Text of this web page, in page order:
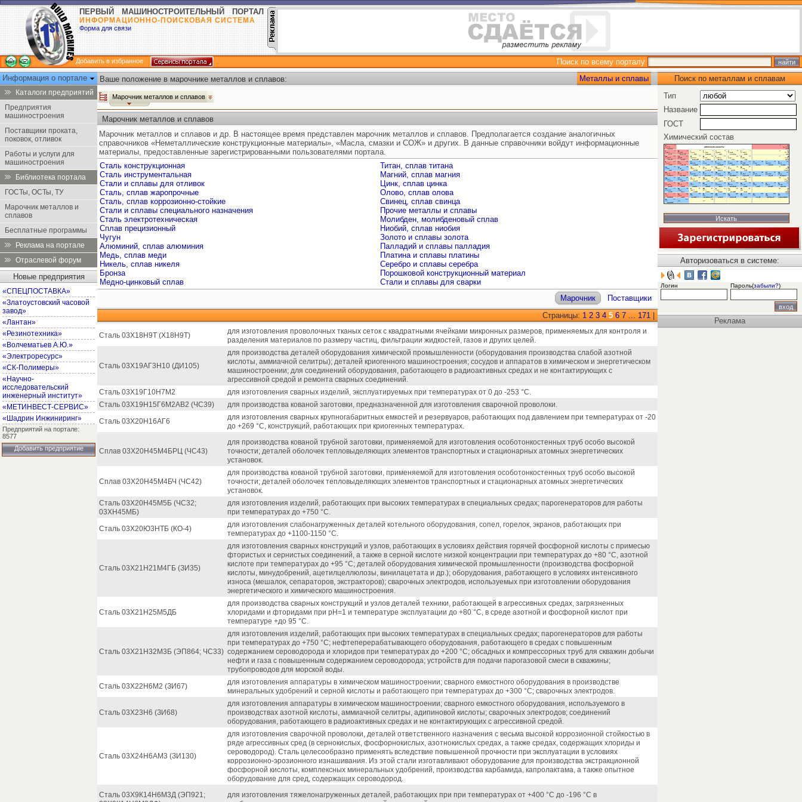
ПЕРВЫЙ МАШИНОСТРОИТЕЛЬНЫЙ ПОРТАЛ
ИНФОРМАЦИОННО-ПОИСКОВАЯ СИСТЕМА
Форма для связи
Добавить в избранное
Поиск по всему порталу
Информация о портале
Каталоги предприятий
Предприятия
машиностроения
Поставщики проката,
поковок, отливок
Работы и услуги для
машиностроения
Библиотека портала
ГОСТы, ОСТы, ТУ
Марочник металлов и
сплавов
Бесплатные программы
Реклама на портале
Отраслевой форум
Новые предприятия
«СПЕЦПОСТАВКА»
«Златоустовский часовой
завод»
«Лантан»
«Резинотехника»
«Волчематьев А.Ю.»
«Электроресурс»
«СК-Полимеры»
«Научно-
исследовательский
инженерный институт»
«МЕТИНВЕСТ-СЕРВИС»
«Шадрин Инжиниринг»
Предприятий на портале:
8577
Добавить предприятие
Ваше положение в марочнике металлов и сплавов: Металлы и сплавы
Марочник металлов и сплавов
Марочник металлов и сплавов
Марочник металлов и сплавов и др. В настоящее время представлен марочник металлов и сплавов. Предполагается создание аналогичных
справочников «Неметаллические конструкционные материалы», «Масла, смазки и СОЖ» и других. В данные справочники войдут информационные
материалы, предоставленные зарегистрированными пользователями портала.
Сталь конструкционная
Сталь инструментальная
Стали и сплавы для отливок
Сталь, сплав жаропрочные
Сталь, сплав коррозионно-стойкие
Стали и сплавы специального назначения
Сталь электротехническая
Сплав прецизионный
Чугун
Алюминий, сплав алюминия
Медь, сплав меди
Никель, сплав никеля
Бронза
Медно-цинковый сплав
Титан, сплав титана
Магний, сплав магния
Цинк, сплав цинка
Олово, сплав олова
Свинец, сплав свинца
Прочие металлы и сплавы
Молибден, молибденовый сплав
Ниобий, сплав ниобия
Золото и сплавы золота
Палладий и сплавы палладия
Платина и сплавы платины
Серебро и сплавы серебра
Порошковой конструкционный материал
Стали и сплавы для сварки
Марочник
Поставщики
Страницы: 1 2 3 4 5 6 7 ... 171
Сталь 03Х18Н9Т (Х18Н9Т)
для изготовления проволочных тканых сеток с квадратными ячейками микронных размеров, применяемых для контроля и
разделения материалов по размеру частиц, фильтрации жидкостей, газов и других целей.
Сталь 03Х19АГ3Н10 (ДИ105)
для производства деталей оборудования химической промышленности (оборудования производства слабой азотной
кислоты, аммиачной селитры); деталей криогенного машиностроения; сосудов и аппаратов в химическом и энергетическом
машиностроении; для соединений оборудования, работающего в радиоактивных средах и не контактирующих с
агрессивной средой и ремонта сварных соединений.
Сталь 03Х19Г10Н7М2
для изготовления сварных изделий, эксплуатируемых при температурах от 0 до -253 °С.
Сталь 03Х19Н15Г6М2АВ2 (ЧС39)
для производства кованой заготовки, предназначенной для изготовления сварочной проволоки.
Сталь 03Х20Н16АГ6
для изготовления сварных крупногабаритных емкостей и резервуаров, работающих под давлением при температурах от -20
до +269 °С, конструкций, работающих при криогенных температурах.
Сплав 03Х20Н45М4БРЦ (ЧС43)
для производства кованой трубной заготовки, применяемой для изготовления особотонкостенных труб особо высокой
точности; деталей оболочек тепловыделяющих элементов транспортных и стационарных атомных энергетических
установок.
Сплав 03Х20Н45М4БЧ (ЧС42)
для производства кованой трубной заготовки, применяемой для изготовления особотонкостенных труб особо высокой
точности; деталей оболочек тепловыделяющих элементов транспортных и стационарных атомных энергетических
установок.
Сталь 03Х20Н45М5Б (ЧС32;
03ХН45МБ)
для изготовления изделий, работающих при высоких температурах в специальных средах; парогенераторов для работы
при температурах до +750 °С.
Сталь 03Х20Ю3НТБ (КО-4)
для изготовления слабонагруженных деталей котельного оборудования, сопел, горелок, экранов, работающих при
температурах до +1100-1150 °С.
Сталь 03Х21Н21М4ГБ (ЗИ35)
для изготовления сварных конструкций и узлов, работающих в условиях действия горячей фосфорной кислоты с примесью
фтористых и сернистых соединений, а также в серной кислоте низкой концентрации при температурах до +80 °С, азотной
кислоте при температурах до +95 °С; деталей оборудования химической промышленности (производства фосфорной
кислоты, минудобрений, ацетилцеллюлозы, винилацетата и др.); оборудования, работающего в условиях интенсивного
износа (мешалок, сепараторов, экстракторов); сварочных электродов, используемых при изготовлении оборудования
энергетического и химического машиностроения.
Сталь 03Х21Н25М5ДБ
для производства сварных конструкций и узлов деталей техники, работающей в агрессивных средах, загрязненных
хлоридами и фторидами при pH=1 и температуре эксплуатации до +80 °С, в среде азотной и фосфорной кислот при
температуре +до 95 °С.
Сталь 03Х21Н32М3Б (ЭП864; ЧС33)
для изготовления изделий, работающих при высоких температурах в специальных средах; парогенераторов для работы
при температурах до +750 °С; нефтеперерабатывающего оборудования, работающего в средах с повышенным
содержанием сероводорода и хлоридов при температурах до +200 °С; обсадных и компрессорных труб для скважин добычи
нефти и газа с повышенным содержанием сероводорода; устройств для подачи парогазовой смеси в скважины;
трубопроводов для морской воды.
Сталь 03Х22Н6М2 (ЗИ67)
для изготовления аппаратуры в химическом машиностроении; сварного емкостного оборудования в производстве
минеральных удобрений и серной кислоты и работающего при температурах до +300 °С; сварочных электродов.
Сталь 03Х23Н6 (ЗИ68)
для изготовления аппаратуры в химическом машиностроении; сварного емкостного оборудования, используемого в
производствах азотной кислоты, аммиачной селитры, адипиновой кислоты; сварочных электродов; соединений
оборудования, работающего в радиоактивных средах и не контактирующих с агрессивной средой.
Сталь 03Х24Н6АМ3 (ЗИ130)
для изготовления сварочной проволоки, деталей ответственного назначения с весьма высокой коррозионной стойкостью в
ряде агрессивных сред (в сернокислых, фосфорнокислых, азотнокислых средах, а также средах, содержащих хлориды и
сероводород). Сталь целесообразно применять вследствие повышенной прочности при эксплуатации в условиях
коррозионно-эрозионного изнашивания. Из этой стали изготавливают оборудование для производства экстракционной
фосфорной кислоты, комплексных минеральных удобрений, производства карбамида, капролактама, а также опытное
оборудование для сред, содержащих сероводород.
Сталь 03Х9К14Н6М3Д (ЭП921;
для изготовления тяжелонагруженных деталей, работающих при при температурах от +400 °С до -196 °С в
Поиск по металлам и сплавам
Тип
Название
ГОСТ
Химический состав
Авторизоваться в системе:
Логин Пароль(забыли?)
Реклама